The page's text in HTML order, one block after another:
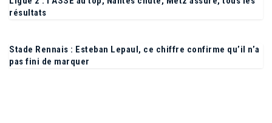
Ligue 2 : l’ASSE au top, Nantes chute, Metz assure, tous les
Stade Rennais : Esteban Lepaul, ce chiffre confirme qu’il n’a
pas fini de marquer